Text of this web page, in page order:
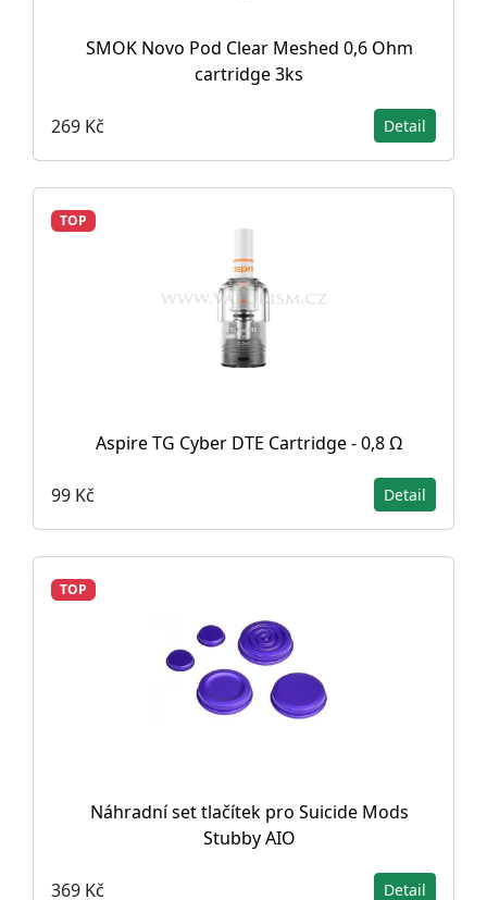
SMOK Novo Pod Clear Meshed 0,6 Ohm
cartridge 3ks
269 Kč Detail
TOP
Aspire TG Cyber DTE Cartridge - 0,8 Ω
99 Kč Detail
TOP
Náhradní set tlačítek pro Suicide Mods
Stubby AIO
369 Kč Detail